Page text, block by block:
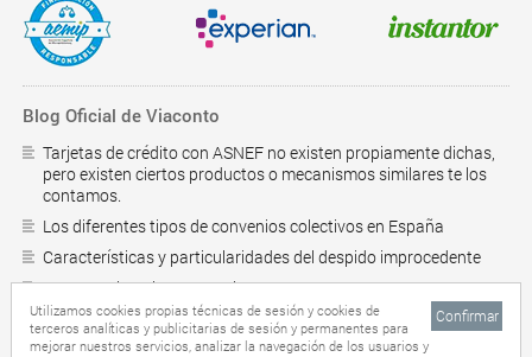
Blog Oficial de Viaconto
Tarjetas de crédito con ASNEF no existen propiamente dichas,
pero existen ciertos productos o mecanismos similares te los
contamos.
Los diferentes tipos de convenios colectivos en España
Características y particularidades del despido improcedente
¿Como saber si estoy en el RAI?
Préstamos personales online
10 trucos para ahorrar en casa
Mas
Utilizamos cookies propias técnicas de sesión y cookies de
terceros analíticas y publicitarias de sesión y permanentes para
mejorar nuestros servicios, analizar la navegación de los usuarios y
Confirmar